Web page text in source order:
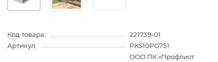
Код товара:
221739-01
Артикул:
PKS10PG751
ООО ПК «Профлист